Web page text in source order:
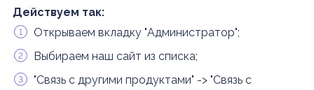
Действуем так:
Открываем вкладку "Администратор";
Выбираем наш сайт из списка;
"Связь с другими продуктами" -> "Связь с